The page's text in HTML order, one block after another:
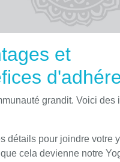
et
grandit. Voici des
détails pour joindre votre
cela devienne notre